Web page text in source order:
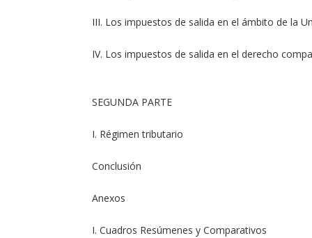
III. Los impuestos de salida en el ámbito de la
IV. Los impuestos de salida en el derecho
SEGUNDA PARTE
I. Régimen tributario
Conclusión
Anexos
I. Cuadros Resúmenes y Comparativos